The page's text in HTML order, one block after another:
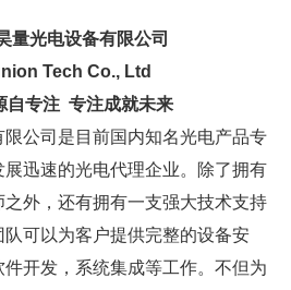
量光电设备有限公司
Tech Co., Ltd
自专注 专注成就未来
公司是目前国内知名光电产品专
迅速的光电代理企业。除了拥有
外，还有拥有一支强大技术支持
可以为客户提供完整的设备安
开发，系统集成等工作。不但为